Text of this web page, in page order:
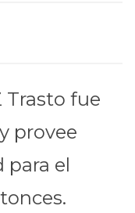
Trasto fue
provee
para el